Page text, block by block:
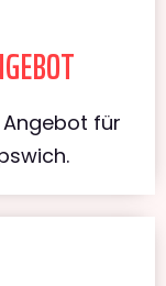
für